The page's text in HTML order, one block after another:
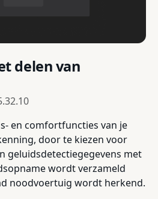
delen van
en comfortfuncties van je
door te kiezen voor
geluidsdetectiegegevens met
wordt verzameld
noodvoertuig wordt herkend.